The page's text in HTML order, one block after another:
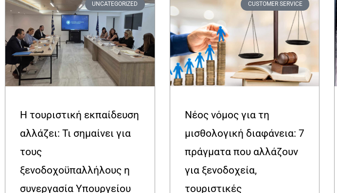
UNCATEGORIZED
Η τουριστική εκπαίδευση
αλλάζει: Τι σημαίνει για
τους
ξενοδοχοϋπαλλήλους η
συνεργασία Υπουργείου
CUSTOMER SERVICE
Νέος νόμος για τη
μισθολογική διαφάνεια: 7
πράγματα που αλλάζουν
για ξενοδοχεία,
τουριστικές